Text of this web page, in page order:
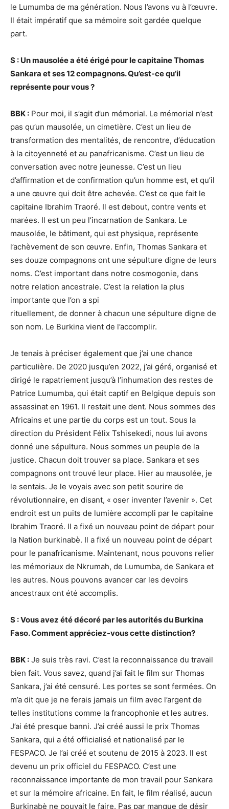
le Lumumba de ma génération. Nous l’avons vu à l’œuvre.
Il était impératif que sa mémoire soit gardée quelque
part.
S : Un mausolée a été érigé pour le capitaine Thomas
Sankara et ses 12 compagnons. Qu’est-ce qu’il
représente pour vous ?
BBK : Pour moi, il s’agit d’un mémorial. Le mémorial n’est
pas qu’un mausolée, un cimetière. C’est un lieu de
transformation des mentalités, de rencontre, d’éducation
à la citoyenneté et au panafricanisme. C’est un lieu de
conversation avec notre jeunesse. C’est un lieu
d’affirmation et de confirmation qu’un homme est, et qu’il
a une œuvre qui doit être achevée. C’est ce que fait le
capitaine Ibrahim Traoré. Il est debout, contre vents et
marées. Il est un peu l’incarnation de Sankara. Le
mausolée, le bâtiment, qui est physique, représente
l’achèvement de son œuvre. Enfin, Thomas Sankara et
ses douze compagnons ont une sépulture digne de leurs
noms. C’est important dans notre cosmogonie, dans
notre relation ancestrale. C’est la relation la plus
importante que l’on a spi
rituellement, de donner à chacun une sépulture digne de
son nom. Le Burkina vient de l’accomplir.
Je tenais à préciser également que j’ai une chance
particulière. De 2020 jusqu’en 2022, j’ai géré, organisé et
dirigé le rapatriement jusqu’à l’inhumation des restes de
Patrice Lumumba, qui était captif en Belgique depuis son
assassinat en 1961. Il restait une dent. Nous sommes des
Africains et une partie du corps est un tout. Sous la
direction du Président Félix Tshisekedi, nous lui avons
donné une sépulture. Nous sommes un peuple de la
justice. Chacun doit trouver sa place. Sankara et ses
compagnons ont trouvé leur place. Hier au mausolée, je
le sentais. Je le voyais avec son petit sourire de
révolutionnaire, en disant, « oser inventer l’avenir ». Cet
endroit est un puits de lumière accompli par le capitaine
Ibrahim Traoré. Il a fixé un nouveau point de départ pour
la Nation burkinabè. Il a fixé un nouveau point de départ
pour le panafricanisme. Maintenant, nous pouvons relier
les mémoriaux de Nkrumah, de Lumumba, de Sankara et
les autres. Nous pouvons avancer car les devoirs
ancestraux ont été accomplis.
S : Vous avez été décoré par les autorités du Burkina
Faso. Comment appréciez-vous cette distinction?
BBK : Je suis très ravi. C’est la reconnaissance du travail
bien fait. Vous savez, quand j’ai fait le film sur Thomas
Sankara, j’ai été censuré. Les portes se sont fermées. On
m’a dit que je ne ferais jamais un film avec l’argent de
telles institutions comme la francophonie et les autres.
J’ai été presque banni. J’ai créé aussi le prix Thomas
Sankara, qui a été officialisé et nationalisé par le
FESPACO. Je l’ai créé et soutenu de 2015 à 2023. Il est
devenu un prix officiel du FESPACO. C’est une
reconnaissance importante de mon travail pour Sankara
et sur la mémoire africaine. En fait, le film réalisé, aucun
Burkinabè ne pouvait le faire. Pas par manque de désir